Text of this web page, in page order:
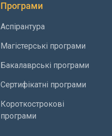
Програми
Аспірантура
Магістерські програми
Бакалаврські програми
Сертифікатні програми
Короткострокові
програми